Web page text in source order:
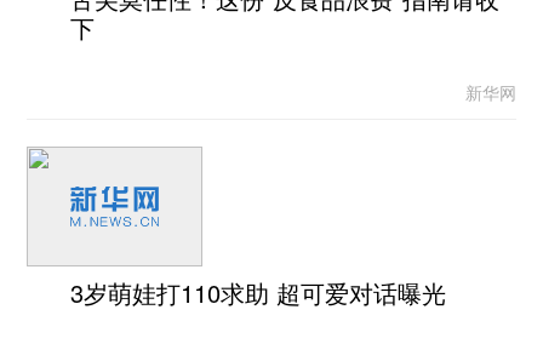
下
新华网
3岁萌娃打110求助 超可爱对话曝光